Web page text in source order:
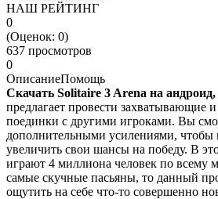
НАШ РЕЙТИНГ
0
(Оценок: 0)
637 просмотров
0
ОписаниеПомощь
Скачать Solitaire 3 Arena на андроид,
предлагает провести захватывающие
поединки с другими игроками. Вы
дополнительными усилениями, чтобы
увеличить свои шансы на победу. В
играют 4 миллиона человек по всему
самые скучные пасьяны, то данный
ощутить на себе что-то совершенно